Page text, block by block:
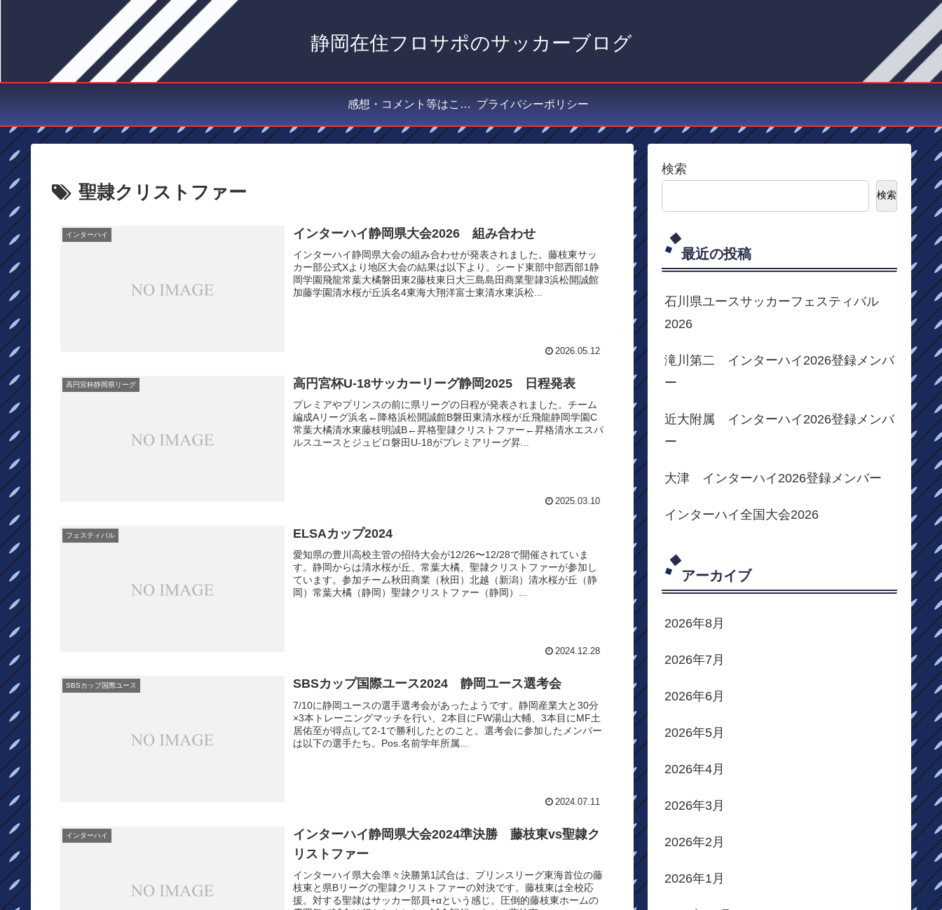
静岡在住フロサポのサッカーブログ
感想・コメント等はこちら プライバシーポリシー
聖隷クリストファー
インターハイ インターハイ静岡県大会2026 組み合わせ
インターハイ静岡県大会の組み合わせが発表されました。藤枝東サッ
カー部公式Xより地区大会の結果は以下より。シード東部中部西部1静
岡学園飛龍常葉大橘磐田東2藤枝東日大三島島田商業聖隷3浜松開誠館
加藤学園清水桜が丘浜名4東海大翔洋富士東清水東浜松...
2026.05.12
高円宮杯静岡県リーグ 高円宮杯U-18サッカーリーグ静岡2025 日程発表
プレミアやプリンスの前に県リーグの日程が発表されました。チーム
編成Aリーグ浜名←降格浜松開誠館B磐田東清水桜が丘飛龍静岡学園C
常葉大橘清水東藤枝明誠B←昇格聖隷クリストファー←昇格清水エスパ
ルスユースとジュビロ磐田U-18がプレミアリーグ昇...
2025.03.10
フェスティバル ELSAカップ2024
愛知県の豊川高校主管の招待大会が12/26〜12/28で開催されていま
す。静岡からは清水桜が丘、常葉大橘、聖隷クリストファーが参加し
ています。参加チーム秋田商業（秋田）北越（新潟）清水桜が丘（静
岡）常葉大橘（静岡）聖隷クリストファー（静岡）...
2024.12.28
SBSカップ国際ユース SBSカップ国際ユース2024 静岡ユース選考会
7/10に静岡ユースの選手選考会があったようです。静岡産業大と30分
×3本トレーニングマッチを行い、2本目にFW湯山大輔、3本目にMF土
居佑至が得点して2-1で勝利したとのこと。選考会に参加したメンバー
は以下の選手たち。Pos.名前学年所属...
2024.07.11
インターハイ
インターハイ静岡県大会2024準決勝 藤枝東vs聖隷ク
リストファー
インターハイ県大会準々決勝第1試合は、プリンスリーグ東海首位の藤
枝東と県Bリーグの聖隷クリストファーの対決です。藤枝東は全校応
援。対する聖隷はサッカー部員+αという感じ。圧倒的藤枝東ホームの
検索
検索
最近の投稿
石川県ユースサッカーフェスティバル
2026
滝川第二 インターハイ2026登録メンバ
ー
近大附属 インターハイ2026登録メンバ
ー
大津 インターハイ2026登録メンバー
インターハイ全国大会2026
アーカイブ
2026年8月
2026年7月
2026年6月
2026年5月
2026年4月
2026年3月
2026年2月
2026年1月